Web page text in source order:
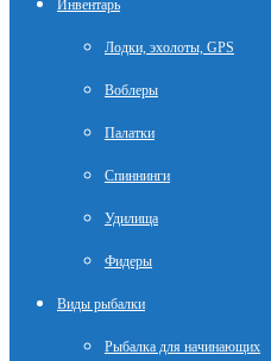
Инвентарь
Лодки, эхолоты, GPS
Воблеры
Палатки
Спиннинги
Удилища
Фидеры
Виды рыбалки
Рыбалка для начинающих